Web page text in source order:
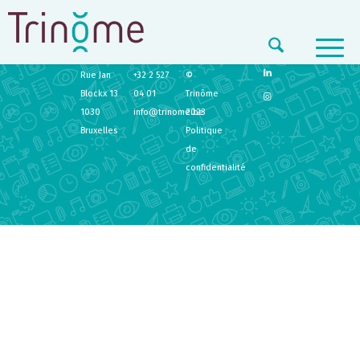
TRINÔME
Rue Jan
Blockx 13
1030
Bruxelles
+32 2 527
04 01
info@trinome.be
©
Trinôme
2023
Politique
de
confidentialité